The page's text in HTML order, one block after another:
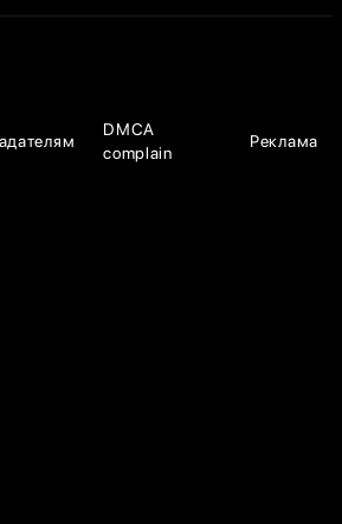
DMCA
complain
Реклама